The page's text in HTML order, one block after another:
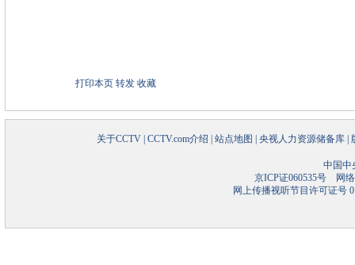
打印本页 转发 收藏
关于CCTV CCTV.com介绍 站点地图 央视人力资源储备库
中国中
京ICP证060535号网络
网上传播视听节目许可证号